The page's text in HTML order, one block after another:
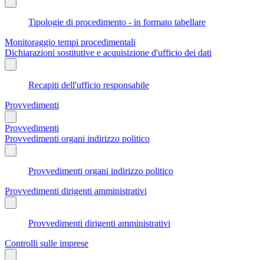
Tipologie di procedimento - in formato tabellare
Monitoraggio tempi procedimentali
Dichiarazioni sostitutive e acquisizione d'ufficio dei dati
Recapiti dell'ufficio responsabile
Provvedimenti
Provvedimenti
Provvedimenti organi indirizzo politico
Provvedimenti organi indirizzo politico
Provvedimenti dirigenti amministrativi
Provvedimenti dirigenti amministrativi
Controlli sulle imprese